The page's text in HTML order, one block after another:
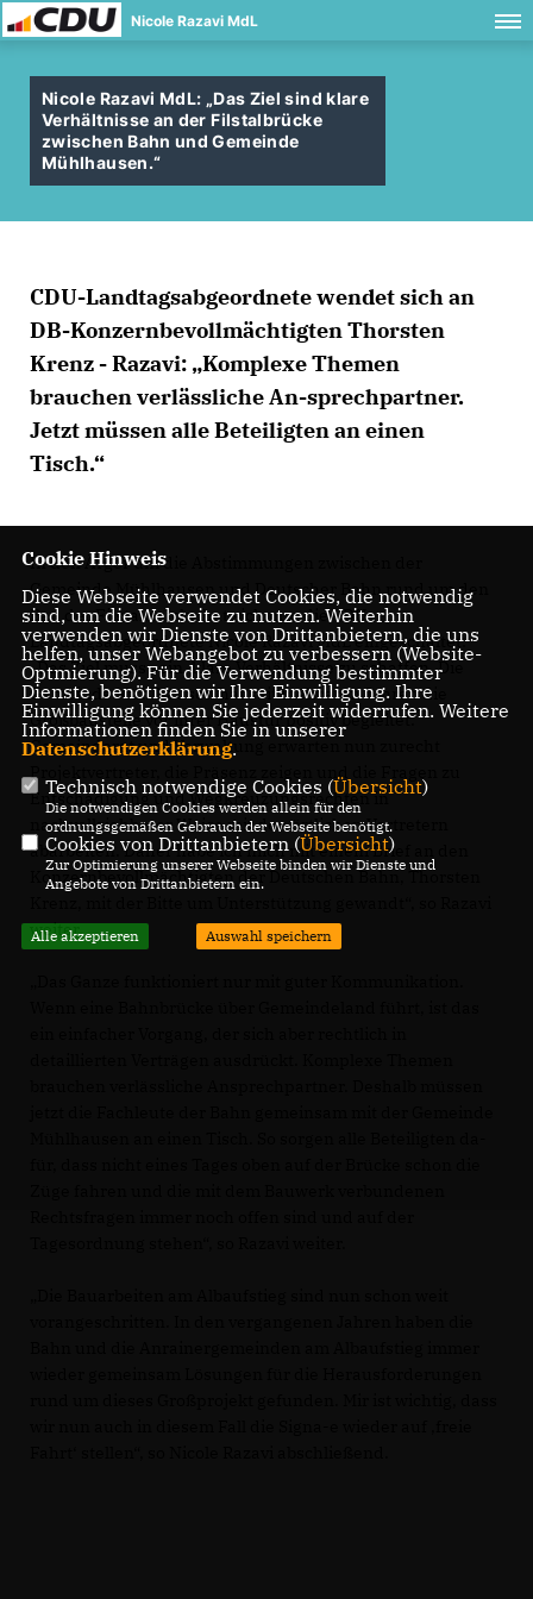
Nicole Razavi MdL
Nicole Razavi MdL: „Das Ziel sind klare
Verhältnisse an der Filstalbrücke
zwischen Bahn und Gemeinde
Mühlhausen.“
CDU-Landtagsabgeordnete wendet sich an
DB-Konzernbevollmächtigten Thorsten
Krenz - Razavi: „Komplexe Themen
brauchen verlässliche An-sprechpartner.
Jetzt müssen alle Beteiligten an einen
Tisch.“
In den Ärger um die Abstimmungen zwischen der
Gemeinde Mühlhausen und Deutscher Bahn rund um den
Bau der Filstalbrücke hat sich nun die CDU-
Landtagsabgeordnete Nicole Razavi MdL eingeschaltet:
Das Ziel muss sein, klare Verhältnisse zu schaffen. Die
Gemeinde Mühlhausen hat seit mehreren Jahren die
Großbaustelle vor ihrer Haustür positiv begleitet.
Gemeinderat und Verwaltung erwarten nun zurecht
Projektvertreter, die Präsenz zeigen und die Fragen zu
Entschädigung und Wegkreuzungsrechten in
nachvollziehbarer Weise mit den örtlichen Vertretern
abarbeiten. Daher habe ich mich mit einem Brief an den
Konzernbevollmächtigten der Deutschen Bahn, Thorsten
weiter.
Cookie Hinweis
Diese Webseite verwendet Cookies, die notwendig
sind, um die Webseite zu nutzen. Weiterhin
verwenden wir Dienste von Drittanbietern, die uns
helfen, unser Webangebot zu verbessern (Website-
Optmierung). Für die Verwendung bestimmter
Dienste, benötigen wir Ihre Einwilligung. Ihre
Einwilligung können Sie jederzeit widerrufen. Weitere
Informationen finden Sie in unserer
Datenschutzerklärung.
Technisch notwendige Cookies (Übersicht)
Die notwendigen Cookies werden allein für den
ordnungsgemäßen Gebrauch der Webseite benötigt.
Cookies von Drittanbietern (Übersicht)
Zur Optimierung unserer Webseite binden wir Dienste und
Angebote von Drittanbietern ein.
Alle akzeptieren Auswahl speichern